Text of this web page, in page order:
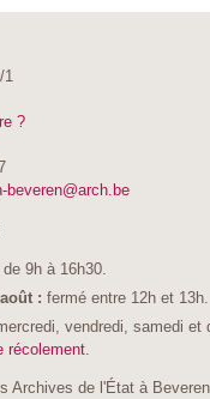
1
?
beveren@arch.be
de 9h à 16h30.
: fermé entre 12h et 13h.
vendredi, samedi et
récolement.
Archives de l'État à